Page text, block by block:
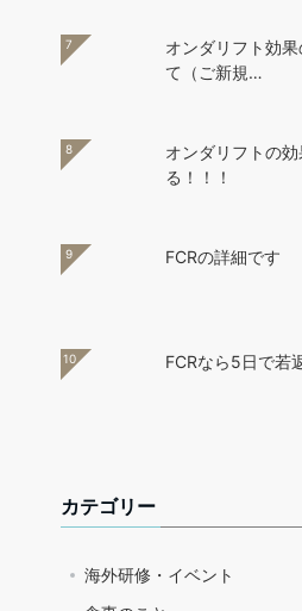
7
オンダリフト効
て（ご新規…
8
オンダリフトの
る！！！
9 FCRの詳細です
10 FCRなら5日で若
カテゴリー
海外研修・イベント